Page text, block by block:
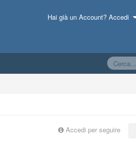
Hai già un Account? Accedi
Accedi per seguire